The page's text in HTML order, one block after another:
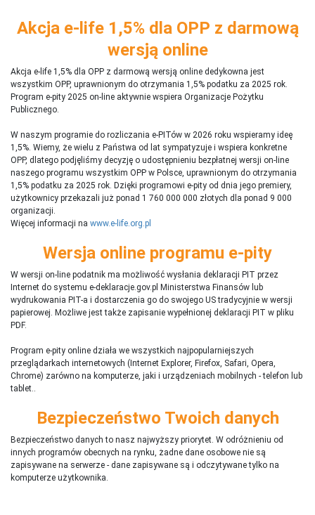
Akcja e-life 1,5% dla OPP z darmową
wersją online
Akcja e-life 1,5% dla OPP z darmową wersją online dedykowna jest
wszystkim OPP, uprawnionym do otrzymania 1,5% podatku za 2025 rok.
Program e-pity 2025 on-line aktywnie wspiera Organizacje Pożytku
Publicznego.
W naszym programie do rozliczania e-PITów w 2026 roku wspieramy ideę
1,5%. Wiemy, że wielu z Państwa od lat sympatyzuje i wspiera konkretne
OPP, dlatego podjęliśmy decyzję o udostępnieniu bezpłatnej wersji on-line
naszego programu wszystkim OPP w Polsce, uprawnionym do otrzymania
1,5% podatku za 2025 rok. Dzięki programowi e-pity od dnia jego premiery,
użytkownicy przekazali już ponad 1 760 000 000 złotych dla ponad 9 000
organizacji.
Więcej informacji na www.e-life.org.pl
Wersja online programu e-pity
W wersji on-line podatnik ma możliwość wysłania deklaracji PIT przez
Internet do systemu e-deklaracje.gov.pl Ministerstwa Finansów lub
wydrukowania PIT-a i dostarczenia go do swojego US tradycyjnie w wersji
papierowej. Możliwe jest także zapisanie wypełnionej deklaracji PIT w pliku
PDF.
Program e-pity online działa we wszystkich najpopularniejszych
przeglądarkach internetowych (Internet Explorer, Firefox, Safari, Opera,
Chrome) zarówno na komputerze, jaki i urządzeniach mobilnych - telefon lub
tablet..
Bezpieczeństwo Twoich danych
Bezpieczeństwo danych to nasz najwyższy priorytet. W odróżnieniu od
innych programów obecnych na rynku, żadne dane osobowe nie są
zapisywane na serwerze - dane zapisywane są i odczytywane tylko na
komputerze użytkownika.